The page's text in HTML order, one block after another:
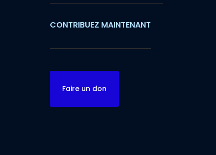
CONTRIBUEZ MAINTENANT
Faire un don